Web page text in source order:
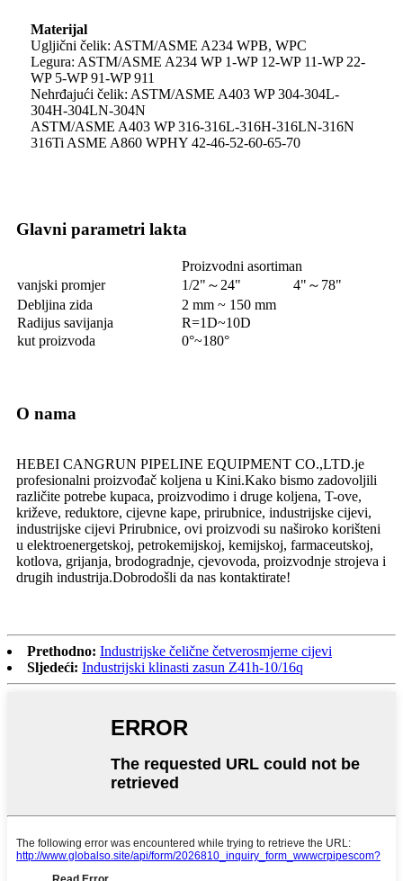
Materijal
Ugljični čelik: ASTM/ASME A234 WPB, WPC
Legura: ASTM/ASME A234 WP 1-WP 12-WP 11-WP 22-
WP 5-WP 91-WP 911
Nehrđajući čelik: ASTM/ASME A403 WP 304-304L-
304H-304LN-304N
ASTM/ASME A403 WP 316-316L-316H-316LN-316N
316Ti ASME A860 WPHY 42-46-52-60-65-70
Glavni parametri lakta
Proizvodni asortiman
vanjski promjer
1/2" ～24" 4" ～ 78"
Debljina zida
2 mm ~ 150 mm
Radijus savijanja
R=1D~10D
kut proizvoda
0°~180°
O nama
HEBEI CANGRUN PIPELINE EQUIPMENT CO.,LTD.je
profesionalni proizvođač koljena u Kini.Kako bismo zadovoljili
različite potrebe kupaca, proizvodimo i druge koljena, T-ove,
križeve, reduktore, cijevne kape, prirubnice, industrijske cijevi,
industrijske cijevi Prirubnice, ovi proizvodi su naširoko korišteni
u elektroenergetskoj, petrokemijskoj, kemijskoj, farmaceutskoj,
kotlova, grijanja, brodogradnje, cjevovoda, proizvodnje strojeva i
drugih industrija.Dobrodošli da nas kontaktirate!
Prethodno: Industrijske čelične četverosmjerne cijevi
Sljedeći: Industrijski klinasti zasun Z41h-10/16q